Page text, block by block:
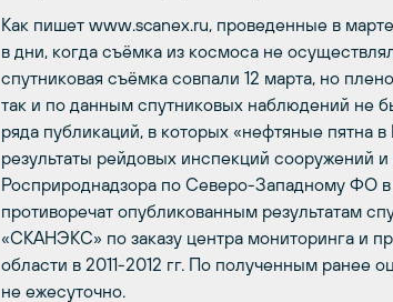
Как пишет www.scanex.ru, проведенные в
в дни, когда съёмка из космоса не
спутниковая съёмка совпали 12 марта, но
так и по данным спутниковых наблюдений не
ряда публикаций, в которых «нефтяные пятна
результаты рейдовых инспекций сооружений
Росприроднадзора по Северо-Западному ФО в
противоречат опубликованным результатам
«СКАНЭКС» по заказу центра мониторинга и
области в 2011-2012 гг. По полученным ранее
не ежесуточно.